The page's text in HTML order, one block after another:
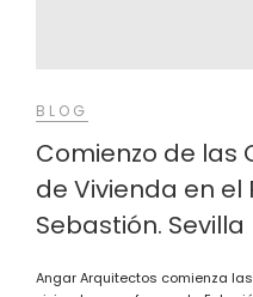
BLOG
Comienzo de las
de Vivienda en el
Sebastión. Sevilla
Angar Arquitectos comienza